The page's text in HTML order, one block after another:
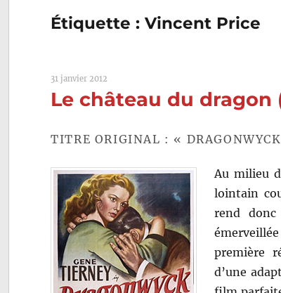
Étiquette :Vincent Price
31 janvier 2012
Le château du dragon
TITRE ORIGINAL : «
Au milieu
lointain
rend
première
d’une